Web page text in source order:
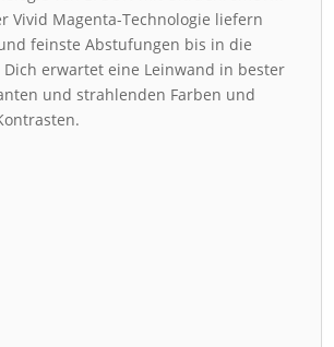
Vivid Magenta-Technologie liefern
feinste Abstufungen bis in die
erwartet eine Leinwand in bester
und strahlenden Farben und